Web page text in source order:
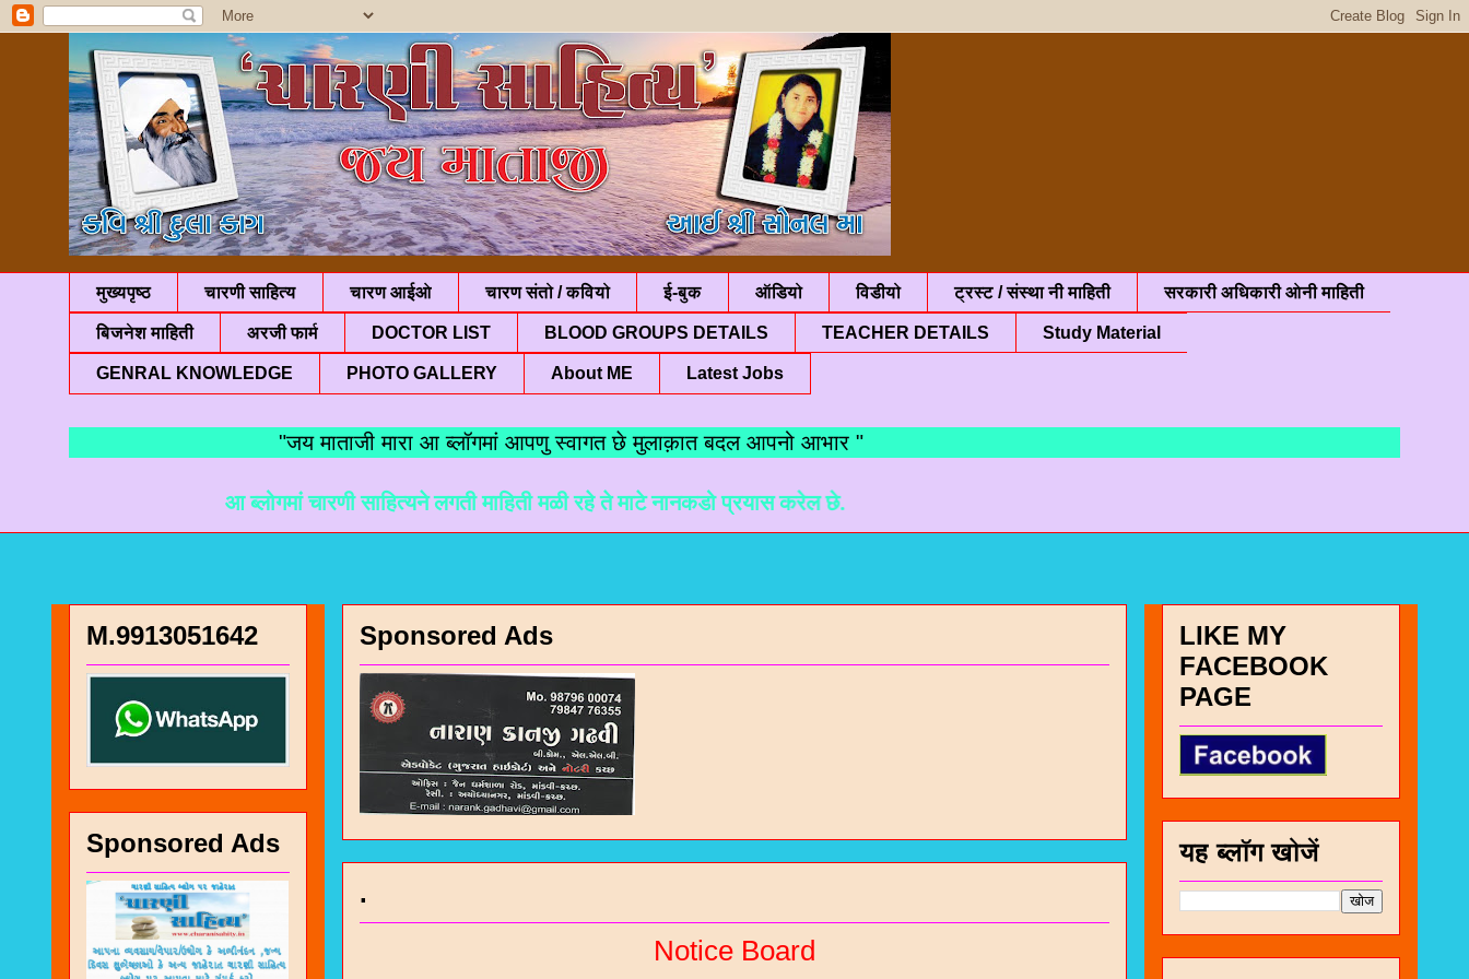
मुख्यपृष्ठ चारणी साहित्य चारण आईओ चारण संतो / कवियो ई-बुक ऑडियो विडीयो ट्रस्ट / संस्था नी माहिती सरकारी अधिकारी ओनी माहिती
बिजनेश माहिती अरजी फार्म DOCTOR LIST BLOOD GROUPS DETAILS TEACHER DETAILS Study Material
GENRAL KNOWLEDGE PHOTO GALLERY About ME Latest Jobs
"जय माताजी मारा आ ब्लॉगमां आपणु स्वागत छे मुलाक़ात बदल आपनो आभार "
आ ब्लोगमां चारणी साहित्यने लगती माहिती मळी रहे ते माटे नानकडो प्रयास करेल छे.
Sponsored Ads
.
Notice Board
M.9913051642
Sponsored Ads
LIKE MY
FACEBOOK
PAGE
यह ब्लॉग खोजें